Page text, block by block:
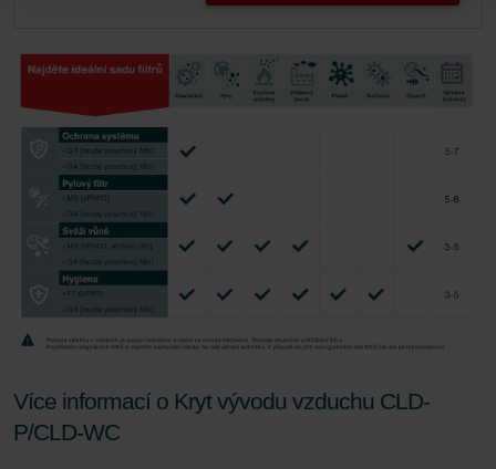
Zehnder Polska Sp. z o.o.: Oświadczenie o ochronie
Zehnder Group UK Limited: Privacy Policy
Více informací o Kryt vývodu vzduchu CLD-
P/CLD-WC